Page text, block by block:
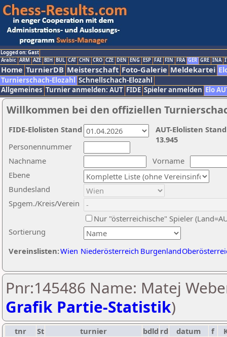
Logged on: Gast
Arabic ARM AZE BIH BUL CAT CHN CRO CZE DEN ENG ESP FAI FIN FRA GER GRE INA
Home TurnierDB Meisterschaft Foto-Galerie Meldekartei
Turnierschach-Elozahl Schnellschach-Elozahl
Allgemeines Turnier anmelden: AUT FIDE Spieler anmelden Elo
Willkommen bei den offiziellen
Nachname
Vorname
Ebene
Sortierung
Personennummer
Bundesland
Spgem./Kreis/Verein
Nur "österreichische" Spieler
Vereinslisten:Wien Niederösterreich Burgenland
AUT-Elolisten
13.945
FIDE-Elolisten Stand
Pnr:145486 Name: Matej
Grafik Partie-Statistik)
tnr St turnier bdld rd datum f